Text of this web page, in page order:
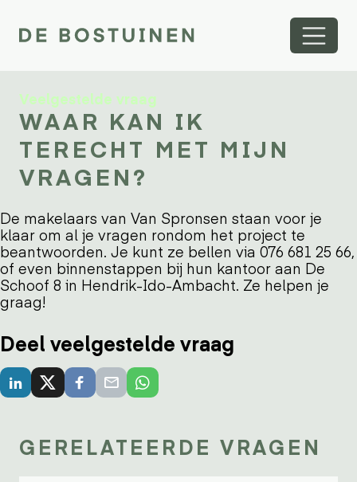
Veelgestelde vraag
WAAR KAN IK
TERECHT MET MIJN
VRAGEN?
De makelaars van Van Spronsen staan voor je
klaar om al je vragen rondom het project te
beantwoorden. Je kunt ze bellen via 076 681 25 66,
of even binnenstappen bij hun kantoor aan De
Schoof 8 in Hendrik-Ido-Ambacht. Ze helpen je
graag!
Deel veelgestelde vraag
GERELATEERDE VRAGEN